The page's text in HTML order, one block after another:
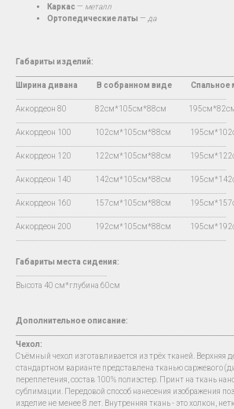
Каркас — металл
Ортопедические латы — да
Габариты изделий:
Ширина дивана
В собранном виде Спальное
Аккордеон 80 82см*105см*88см
Аккордеон 100 102см*105см*88см
Аккордеон 120 122см*105см*88см
Аккордеон 140 142см*105см*88см
Аккордеон 160 157см*105см*88см
Аккордеон 200 192см*105см*88см
Габариты места сидения:
Высота 40 см*глубина 60см
Дополнительное описание:
Чехол:
Съёмный чехол изготавливается из трёх тканей. Верхняя
стандартном варианте представлена тканью саржевого
переплетения, состав 100% полиэстер. Принт на ткань
сублимации. Передовой способ нанесения изображения
изделие не менее 8 лет. Внутренняя ткань - это холкон,